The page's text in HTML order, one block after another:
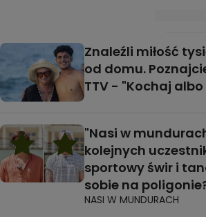
Znaleźli miłość
od domu.
TTV - "Kochaj
"Nasi w
kolejnych
sportowy świr i
sobie na
NASI W MUNDURACH